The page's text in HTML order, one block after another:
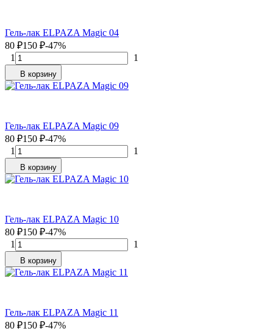
Гель-лак ELPAZA Magic 04
80 ₽150 ₽-47%
1
1
В корзину
Гель-лак ELPAZA Magic 09
80 ₽150 ₽-47%
1
1
В корзину
Гель-лак ELPAZA Magic 10
80 ₽150 ₽-47%
1
1
В корзину
Гель-лак ELPAZA Magic 11
80 ₽150 ₽-47%